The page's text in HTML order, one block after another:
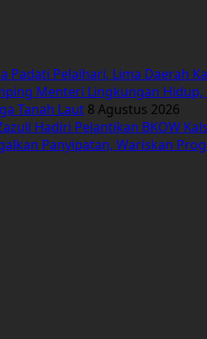
Padati Pelaihari, Lima Daerah
Menteri Lingkungan
Tanah Laut 8 Agustus 2026
Hadiri Pelantikan BKOW
Panyipatan, Wariskan